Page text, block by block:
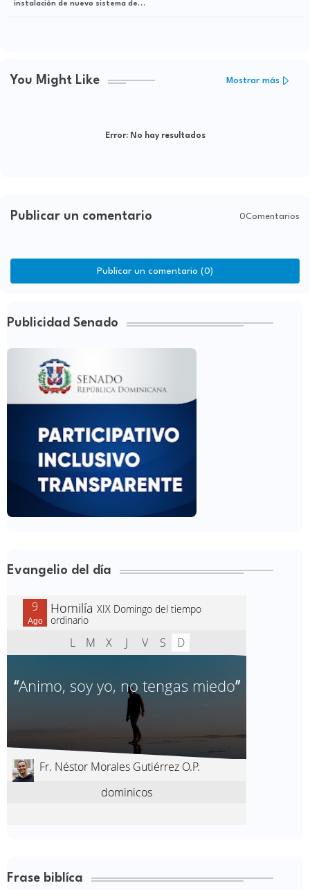
instalación de nuevo sistema de
You Might Like Mostrar más
Error:No hay resultados
Publicar un comentario 0Comentarios
Publicar un comentario (0)
Publicidad Senado
Evangelio del día
Frase biblíca